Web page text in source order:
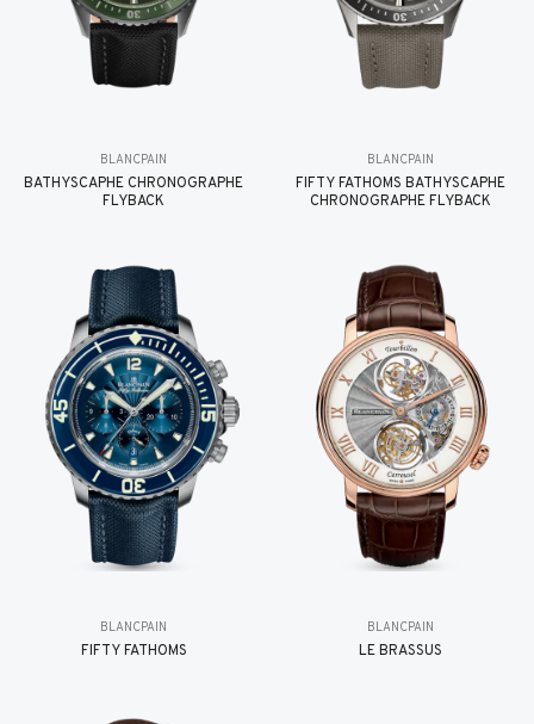
BLANCPAIN
BATHYSCAPHE CHRONOGRAPHE
FLYBACK
BLANCPAIN
FIFTY FATHOMS BATHYSCAPHE
CHRONOGRAPHE FLYBACK
BLANCPAIN
FIFTY FATHOMS
BLANCPAIN
LE BRASSUS